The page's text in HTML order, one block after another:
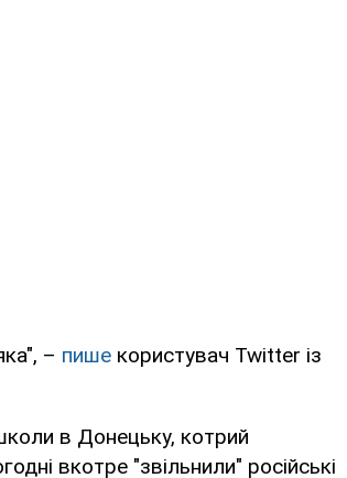
– пише користувач Twitter із
в Донецьку, котрий
вкотре "звільнили" російські